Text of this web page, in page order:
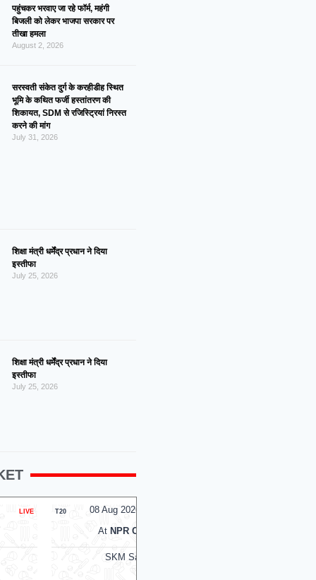
पहुंचकर भरवाए जा रहे फॉर्म, महंगी
बिजली को लेकर भाजपा सरकार पर
तीखा हमला
August 2, 2026
सरस्वती संकेत दुर्ग के करहीडीह स्थित
भूमि के कथित फर्जी हस्तांतरण की
शिकायत, SDM से रजिस्ट्रियां निरस्त
करने की मांग
July 31, 2026
शिक्षा मंत्री धर्मेंद्र प्रधान ने दिया
इस्तीफा
July 25, 2026
शिक्षा मंत्री धर्मेंद्र प्रधान ने दिया
इस्तीफा
July 25, 2026
2026, Sat 14:00 GMT LIVE
College Ground